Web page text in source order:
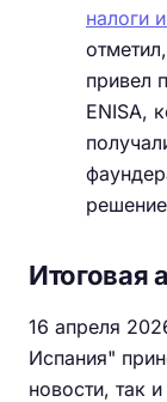
налоги
привел
ENISA,
Итоговая
16 апреля
Испания"
новости, так